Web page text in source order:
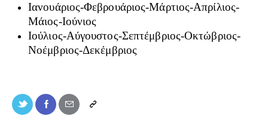
Ιανουάριος-Φεβρουάριος-Μάρτιος-Απρίλιος-
Μάιος-Ιούνιος
Ιούλιος-Αύγουστος-Σεπτέμβριος-Οκτώβριος-
Νοέμβριος-Δεκέμβριος